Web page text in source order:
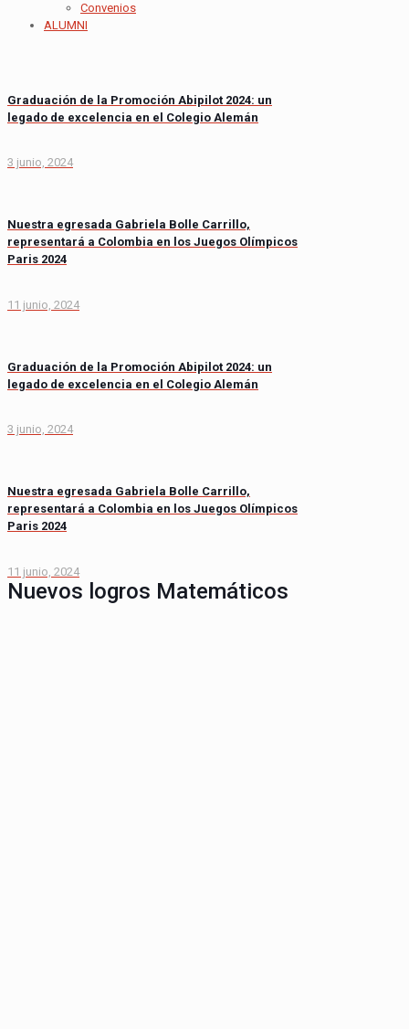
Convenios
ALUMNI
Graduación de la Promoción Abipilot 2024: un
legado de excelencia en el Colegio Alemán
3 junio, 2024
Nuestra egresada Gabriela Bolle Carrillo,
representará a Colombia en los Juegos Olímpicos
Paris 2024
11 junio, 2024
Graduación de la Promoción Abipilot 2024: un
legado de excelencia en el Colegio Alemán
3 junio, 2024
Nuestra egresada Gabriela Bolle Carrillo,
representará a Colombia en los Juegos Olímpicos
Paris 2024
11 junio, 2024
Nuevos logros Matemáticos